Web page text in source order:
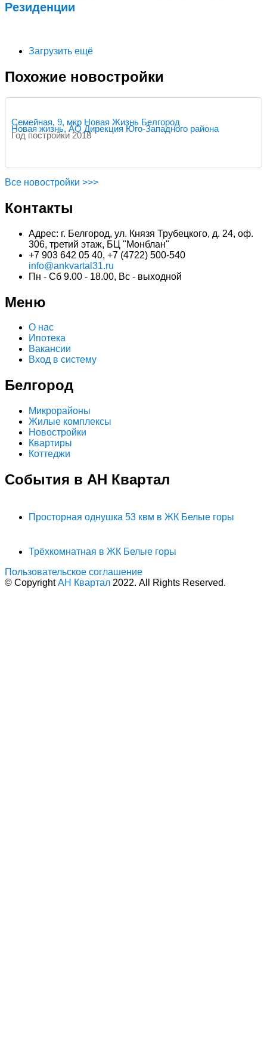
Резиденции
Загрузить ещё
Похожие новостройки
Семейная, 9, мкр Новая Жизнь Белгород
Новая жизнь, АО Дирекция Юго-Западного района
Год постройки 2018
Все новостройки >>>
Контакты
Адрес: г. Белгород, ул. Князя Трубецкого, д. 24, оф.
306, третий этаж, БЦ "Монблан"
+7 903 642 05 40, +7 (4722) 500-540
info@ankvartal31.ru
Пн - Сб 9.00 - 18.00, Вс - выходной
Меню
О нас
Ипотека
Вакансии
Вход в систему
Белгород
Микрорайоны
Жилые комплексы
Новостройки
Квартиры
Коттеджи
События в АН Квартал
Просторная однушка 53 квм в ЖК Белые горы
Трёхкомнатная в ЖК Белые горы
Пользовательское соглашение
© CopyrightАН Квартал 2022. All Rights Reserved.